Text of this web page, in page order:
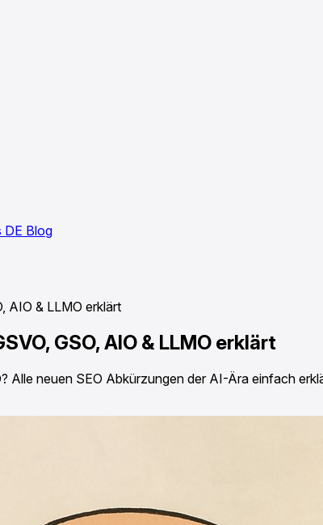
DE Blog
AIO & LLMO erklärt
GSO, AIO & LLMO erklärt
Alle neuen SEO Abkürzungen der AI-Ära einfach